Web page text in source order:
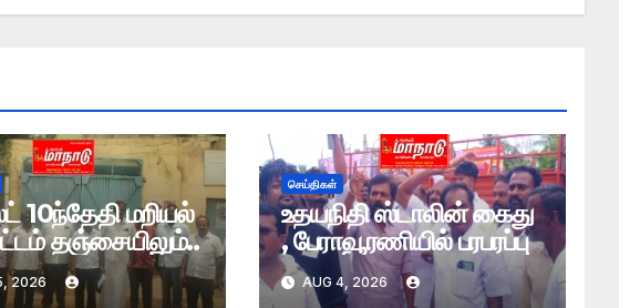
10ந்தேதி மறியல்
தஞ்சையிலும்..
2026
செய்திகள்
உதயநிதி ஸ்டாலின் கைது
, பேராவூரணியில் பரபரப்பு
AUG 4, 2026